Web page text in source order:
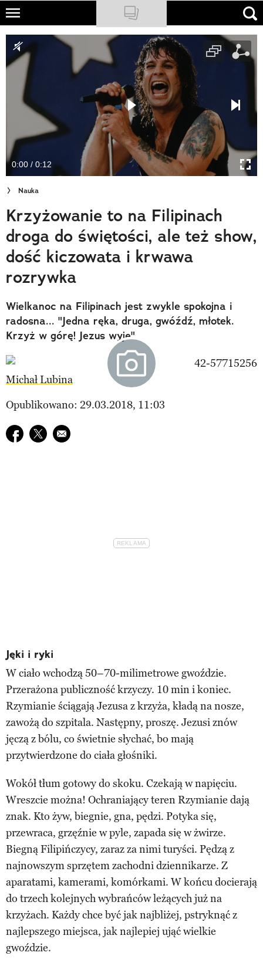
Skip
main
content
NATIONAL GEOGRAPHIC
TRAVELER
PODCASTY
Newsletter
Cuda Polski
Wielki Konkurs Fotograficzny
Trendbook Podróżniczy
Polecane
0:00 / 0:12
Nauka
Krzyżowanie to na Filipinach
droga do świętości, ale też show,
dość kiczowata i krwawa
rozrywka
Wielkanoc na Filipinach jest zwykle spokojna i
radosna... "Jedna ręka, druga, gwóźdź, młotek.
Krzyż w górę! Jezus wyje".
Michał Lubina
Opublikowano: 29.03.2018, 11:03
Udostępnij na facebook
Udostępnij na twitter
E-mail do przyjaciela
Jęki i ryki
W ciało wchodzą 50–70-milimetrowe gwoździe.
Przerażona publiczność krzyczy. 10 min i koniec.
Rzymianie ściągają Jezusa z krzyża, kładą na nosze,
zawożą do szpitala. Następny, proszę. Jezusi znów
jęczą z bólu, co świetnie słychać, bo mają
przytwierdzone do ciała głośniki.
Wokół tłum gotowy do skoku. Czekają w napięciu.
Wreszcie można! Ochraniający teren Rzymianie dają
znak. Kto żyw, biegnie, gna, pędzi. Potyka się,
przewraca, grzęźnie w pyle, zapada się w żwirze.
Biegną Filipińczycy, zaraz za nimi turyści. Pędzą z
najnowszym sprzętem zachodni dziennikarze. Z
aparatami, kamerami, komórkami. W końcu docierają
do trzech kolejnych wybrańców leżących już na
krzyżach. Każdy chce być jak najbliżej, pstryknąć z
najlepszego miejsca, jak najlepiej ująć wielkie
gwoździe.